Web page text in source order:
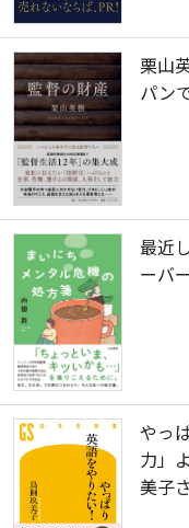
栗山
パン
最近
ーバ
やっ
力」
美子